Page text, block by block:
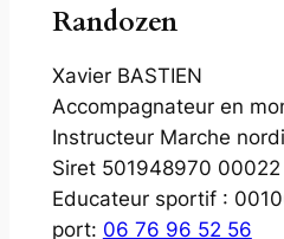
Randozen
Xavier BASTIEN
Accompagnateur en
Instructeur Marche
Siret 501948970 00022
Educateur sportif :
port: 06 76 96 52 56